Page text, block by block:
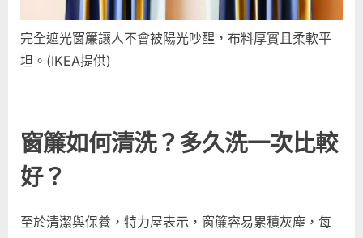
完全遮光窗簾讓人不會被陽光吵醒，布料厚實且柔軟平
坦。(IKEA提供)
窗簾如何清洗？多久洗一次比較
好？
至於清潔與保養，特力屋表示，窗簾容易累積灰塵，每